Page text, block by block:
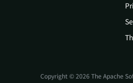
Copyright © 2026 The Apache